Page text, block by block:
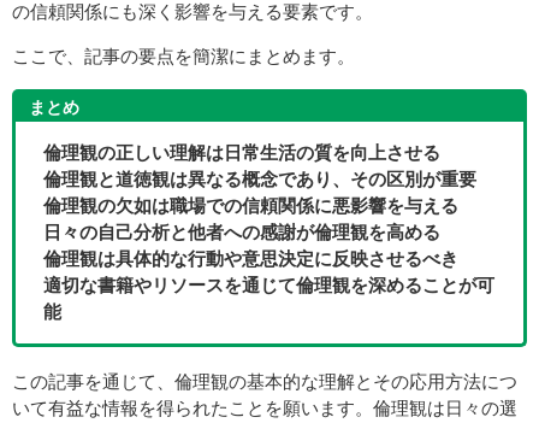
の信頼関係にも深く影響を与える要素です。
ここで、記事の要点を簡潔にまとめます。
まとめ
倫理観の正しい理解は日常生活の質を向上させる
倫理観と道徳観は異なる概念であり、その区別が重要
倫理観の欠如は職場での信頼関係に悪影響を与える
日々の自己分析と他者への感謝が倫理観を高める
倫理観は具体的な行動や意思決定に反映させるべき
適切な書籍やリソースを通じて倫理観を深めることが可
能
この記事を通じて、倫理観の基本的な理解とその応用方法につ
いて有益な情報を得られたことを願います。倫理観は日々の選